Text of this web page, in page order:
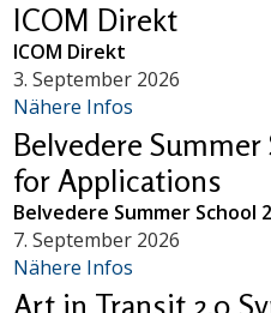
ICOM Direkt
ICOM Direkt
3. September 2026
Nähere Infos
Belvedere Summer
for Applications
Belvedere Summer School
7. September 2026
Nähere Infos